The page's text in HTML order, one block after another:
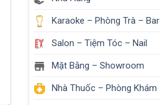
Karaoke – Phòng Trà – Bar
Salon – Tiệm Tóc – Nail
Mặt Bằng – Showroom
Nhà Thuốc – Phòng Khám